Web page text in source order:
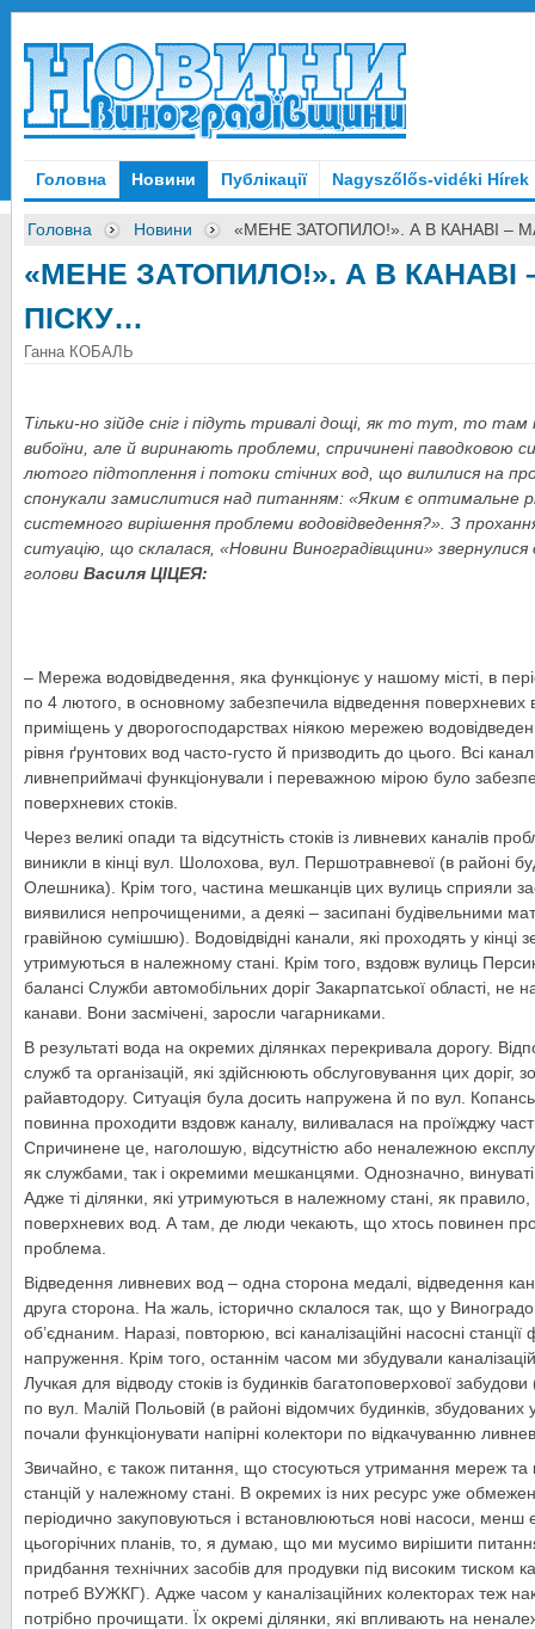
Головна Новини Публікації Nagyszőlős-vidéki Hírek
Головна Новини «МЕНЕ ЗАТОПИЛО!». А В КАНАВІ –
«МЕНЕ ЗАТОПИЛО!». А В
ПІСКУ…
Ганна КОБАЛЬ
Тільки-но зійде сніг і підуть тривалі дощі, як то тут, то там
вибоїни, але й виринають проблеми, спричинені паводковою
лютого підтоплення і потоки стічних вод, що вилилися на
спонукали замислитися над питанням: «Яким є оптимальне
системного вирішення проблеми водовідведення?». З
ситуацію, що склалася, «Новини Виноградівщини» звернулися
голови Василя ЦІЦЕЯ:
– Мережа водовідведення, яка функціонує у нашому місті, в
по 4 лютого, в основному забезпечила відведення поверхневих
приміщень у дворогосподарствах ніякою мережею
рівня ґрунтових вод часто-густо й призводить до цього. Всі
ливнеприймачі функціонували і переважною мірою було
поверхневих стоків.
Через великі опади та відсутність стоків із ливневих каналів
виникли в кінці вул. Шолохова, вул. Першотравневої (в районі
Олешника). Крім того, частина мешканців цих вулиць сприяли
виявилися непрочищеними, а деякі – засипані будівельними
гравійною сумішшю). Водовідвідні канали, які проходять у кінці
утримуються в належному стані. Крім того, вздовж вулиць
балансі Служби автомобільних доріг Закарпатської області,
канави. Вони засмічені, заросли чагарниками.
В результаті вода на окремих ділянках перекривала дорогу.
служб та організацій, які здійснюють обслуговування цих доріг,
райавтодору. Ситуація була досить напружена й по вул.
повинна проходити вздовж каналу, виливалася на проїжджу
Спричинене це, наголошую, відсутністю або неналежною
як службами, так і окремими мешканцями. Однозначно,
Адже ті ділянки, які утримуються в належному стані, як
поверхневих вод. А там, де люди чекають, що хтось повинен
проблема.
Відведення ливневих вод – одна сторона медалі, відведення
друга сторона. На жаль, історично склалося так, що у
об’єднаним. Наразі, повторюю, всі каналізаційні насосні
напруження. Крім того, останнім часом ми збудували
Лучкая для відводу стоків із будинків багатоповерхової
по вул. Малій Польовій (в районі відомчих будинків,
почали функціонувати напірні колектори по відкачуванню
Звичайно, є також питання, що стосуються утримання мереж та
станцій у належному стані. В окремих із них ресурс уже
періодично закуповуються і встановлюються нові насоси, менш
цьогорічних планів, то, я думаю, що ми мусимо вирішити
придбання технічних засобів для продувки під високим тиском
потреб ВУЖКГ). Адже часом у каналізаційних колекторах теж
потрібно прочищати. Їх окремі ділянки, які впливають на